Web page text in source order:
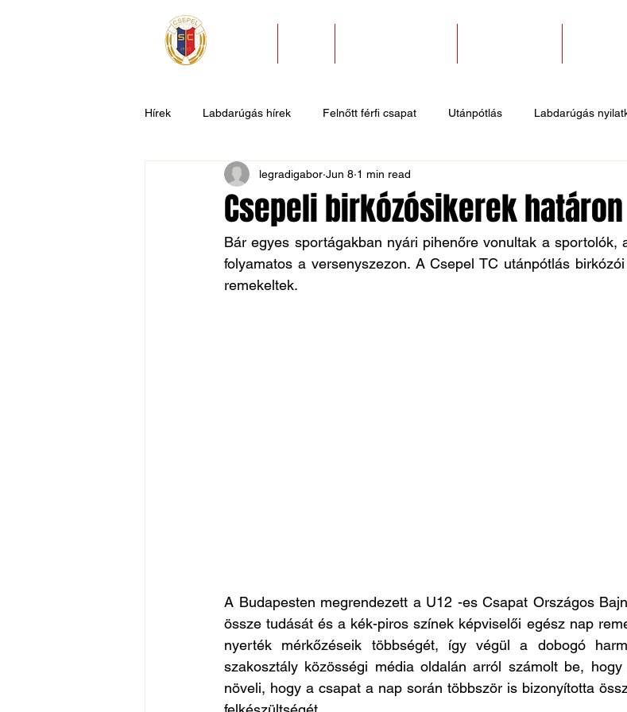
Hírek Labdarúgás hírek Felnőtt férfi csapat Utánpótlás Labdarúgás
U9 U7 Evezős hírek
Csepel SC II Általános hírek
Csepeli birkózósikerek
legradigabor Jun 8 1 min read
Bár egyes sportágakban nyári pihenőre vonultak a sportolók,
folyamatos a versenyszezon. A Csepel TC utánpótlás
remekeltek.
A Budapesten megrendezett a U12 -es Csapat Országos
össze tudását és a kék-piros színek képviselői egész nap
nyerték mérkőzéseik többségét, így végül a dobogó
szakosztály közösségi média oldalán arról számolt be,
növeli, hogy a csapat a nap során többször is bizonyította